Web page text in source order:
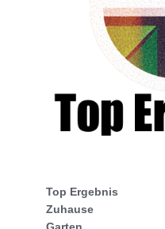
Top Ergebnis
Zuhause
Garten